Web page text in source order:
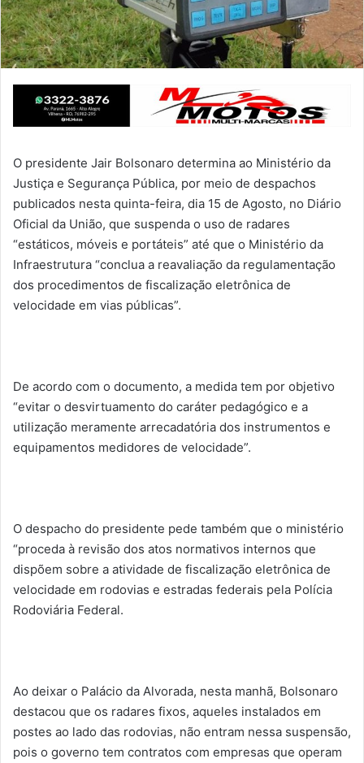
O presidente Jair Bolsonaro determina ao Ministério da
Justiça e Segurança Pública, por meio de despachos
publicados nesta quinta-feira, dia 15 de Agosto, no Diário
Oficial da União, que suspenda o uso de radares
“estáticos, móveis e portáteis” até que o Ministério da
Infraestrutura “conclua a reavaliação da regulamentação
dos procedimentos de fiscalização eletrônica de
velocidade em vias públicas”.
De acordo com o documento, a medida tem por objetivo
“evitar o desvirtuamento do caráter pedagógico e a
utilização meramente arrecadatória dos instrumentos e
equipamentos medidores de velocidade”.
O despacho do presidente pede também que o ministério
“proceda à revisão dos atos normativos internos que
dispõem sobre a atividade de fiscalização eletrônica de
velocidade em rodovias e estradas federais pela Polícia
Rodoviária Federal.
Ao deixar o Palácio da Alvorada, nesta manhã, Bolsonaro
destacou que os radares fixos, aqueles instalados em
postes ao lado das rodovias, não entram nessa suspensão,
pois o governo tem contratos com empresas que operam